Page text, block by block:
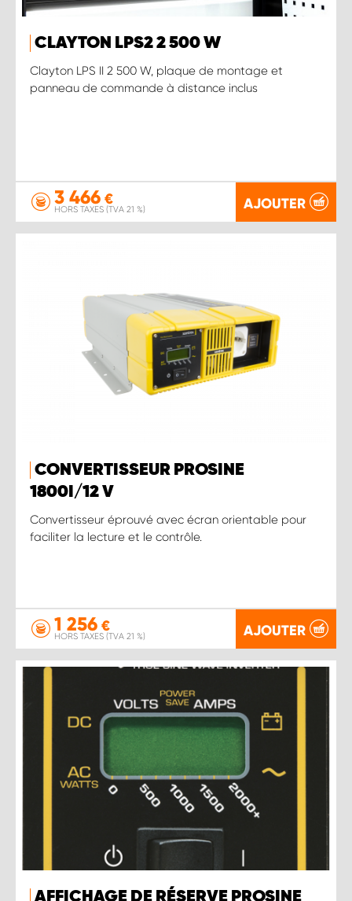
CLAYTON LPS2 2 500 W
Clayton LPS II 2 500 W, plaque de montage et
panneau de commande à distance inclus
3 466 €
HORS TAXES (TVA 21 %) AJOUTER
CONVERTISSEUR PROSINE
1800 I/12 V
Convertisseur éprouvé avec écran orientable pour
faciliter la lecture et le contrôle.
1 256 €
HORS TAXES (TVA 21 %) AJOUTER
AFFICHAGE DE RÉSERVE PROSINE